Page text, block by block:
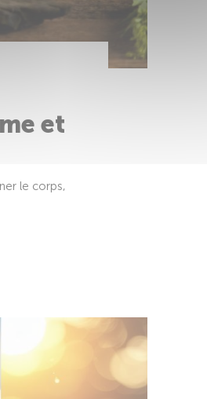
et
le corps,